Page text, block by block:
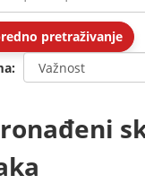
pretraživanje